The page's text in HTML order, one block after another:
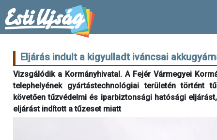
Eljárás indult a kigyulladt iváncsai
Vizsgálódik a Kormányhivatal. A Fejér Vármegyei
telephelyének gyártástechnológiai területén történt
követően tűzvédelmi és iparbiztonsági hatósági
eljárást indított a tűzeset miatt